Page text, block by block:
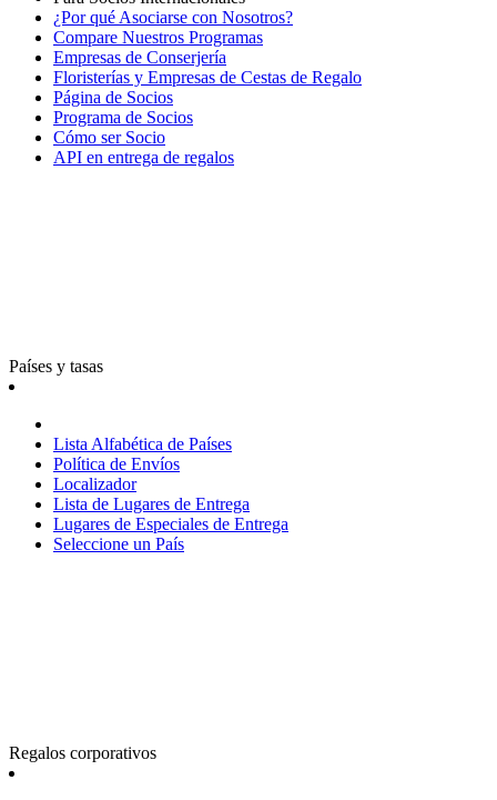
¿Por qué Asociarse con Nosotros?
Compare Nuestros Programas
Empresas de Conserjería
Floristerías y Empresas de Cestas de Regalo
Página de Socios
Programa de Socios
Cómo ser Socio
API en entrega de regalos
Países y tasas
Lista Alfabética de Países
Política de Envíos
Localizador
Lista de Lugares de Entrega
Lugares de Especiales de Entrega
Seleccione un País
Regalos corporativos